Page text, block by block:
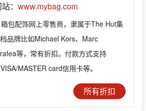
： www.mybag.com
包配饰网上零售商，隶属于The Hut集
品牌比如Michael Kors、Marc
等，常有折扣。付款方式支持
MASTER card信用卡等。
所有折扣